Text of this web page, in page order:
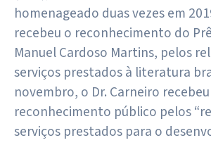
homenageado duas vezes em
recebeu o reconhecimento do
Manuel Cardoso Martins, pelos
serviços prestados à literatura
novembro, o Dr. Carneiro
reconhecimento público pelos
serviços prestados para o